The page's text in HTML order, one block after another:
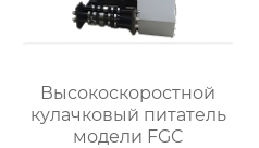
Высокоскоростной
кулачковый питатель
модели FGC